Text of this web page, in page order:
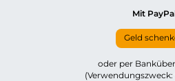
Mit
Geld
oder per